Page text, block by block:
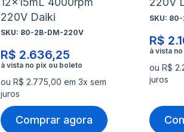
220V Daiki
SKU: 80-2B-DM-220V
R$ 2.636,25
ou R$ 2.775,00 em 3x sem
juros
Comprar agora
SKU: 80-
R$
ou R$
juros